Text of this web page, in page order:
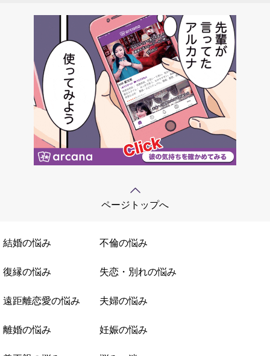
ページトップへ
結婚の悩み 不倫の悩み
復縁の悩み 失恋・別れの悩み
遠距離恋愛の悩み 夫婦の悩み
離婚の悩み 妊娠の悩み